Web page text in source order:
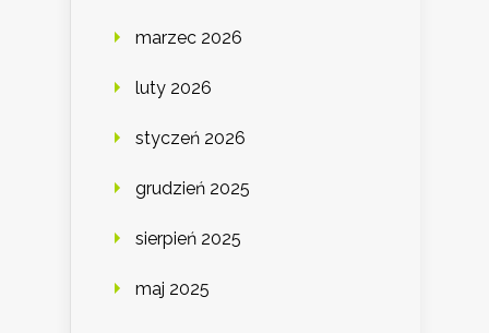
marzec 2026
luty 2026
styczeń 2026
grudzień 2025
sierpień 2025
maj 2025